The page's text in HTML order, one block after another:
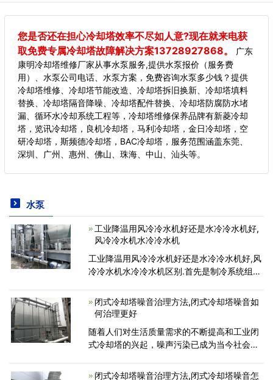
您是否还在担心冷却塔效率不尽如人意?现在就来电获
取免费专属冷却塔故障解决方案13728927868。
广东
康明冷却塔维修厂家从事水泵服务,提供水泵报价（服务费
用）、水泵公司电话、水泵方案，免费咨询水泵多少钱？提供
冷却塔维修、冷却塔节能改造、冷却塔拆旧换新、冷却塔填料
替换、冷却塔隔音降噪、冷却塔配件替换、冷却塔防腐防水堵
漏、循环水冷却系统工程等，冷却塔维修保养品牌有新菱冷却
塔，览讯冷却塔，良机冷却塔，马利冷却塔，金日冷却塔，空
研冷却塔，斯频德冷却塔，BAC冷却塔，服务范围涵盖东莞、
深圳、广州、惠州、佛山、珠海、中山、汕头等。
水泵
工业降温用风冷冷水机好还是水冷冷水机好,
风冷冷水机水冷冷水机
工业降温用风冷冷水机好还是水冷冷水机好,风
冷冷水机水冷冷水机区别.首先是制冷系统组成
厂、建筑物楼顶的冷却塔，那个也是散热用
的，而水冷式冷水机
闭式冷却塔噪音治理方法,闭式冷却塔噪音如
何治理更好
随着人们对生活质量需求的不断提高和工业闭
式冷却塔的兴起，噪声污染已成为当今社会冷
厂家康明空调带您看看如何控制闭式冷却塔产
闭式冷却塔噪音治理方法,闭式冷却塔噪音怎